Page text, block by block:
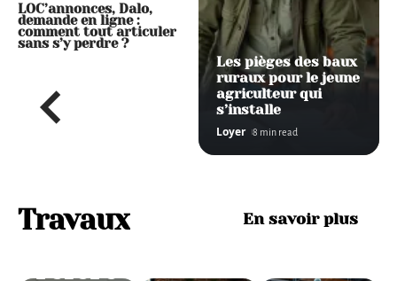
LOC’annonces, Dalo,
demande en ligne :
comment tout articuler
sans s’y perdre ?
Liste des équipements
essentiels pour un
logement
Les pièges des baux
ruraux pour le jeune
agriculteur qui
s’installe
Loyer 8 min read
Travaux En savoir plus
Faut-